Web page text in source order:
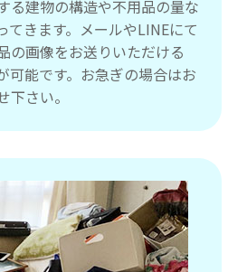
る建物の構造や不用品の量な
てきます。メールやLINEにて
の画像をお送りいただける
可能です。お急ぎの場合はお
さい。